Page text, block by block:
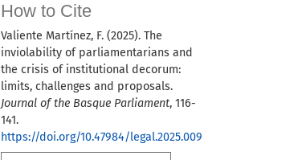
How to Cite
Valiente Martínez, F. (2025). The
inviolability of parliamentarians and
the crisis of institutional decorum:
limits, challenges and proposals.
Journal of the Basque Parliament, 116-
141.
https://doi.org/10.47984/legal.2025.009